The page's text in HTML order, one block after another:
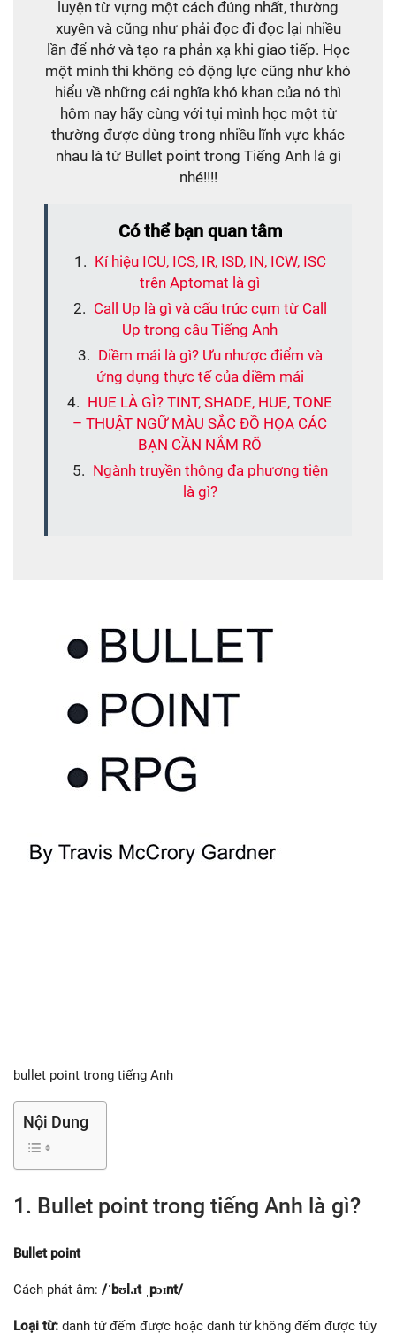
luyện từ vựng một cách đúng nhất, thường
xuyên và cũng như phải đọc đi đọc lại nhiều
lần để nhớ và tạo ra phản xạ khi giao tiếp. Học
một mình thì không có động lực cũng như khó
hiểu về những cái nghĩa khó khan của nó thì
hôm nay hãy cùng với tụi mình học một từ
thường được dùng trong nhiều lĩnh vực khác
nhau là từ Bullet point trong Tiếng Anh là gì
nhé!!!!
Có thể bạn quan tâm
Kí hiệu ICU, ICS, IR, ISD, IN, ICW, ISC
trên Aptomat là gì
Call Up là gì và cấu trúc cụm từ Call
Up trong câu Tiếng Anh
Diềm mái là gì? Ưu nhược điểm và
ứng dụng thực tế của diềm mái
HUE LÀ GÌ? TINT, SHADE, HUE, TONE
– THUẬT NGỮ MÀU SẮC ĐỒ HỌA CÁC
BẠN CẦN NẮM RÕ
Ngành truyền thông đa phương tiện
là gì?
bullet point trong tiếng Anh
Nội Dung
1. Bullet point trong tiếng Anh là gì?
Bullet point
Cách phát âm: /ˈbʊl.ɪt ˌpɔɪnt/
Loại từ: danh từ đếm được hoặc danh từ không đếm được tùy